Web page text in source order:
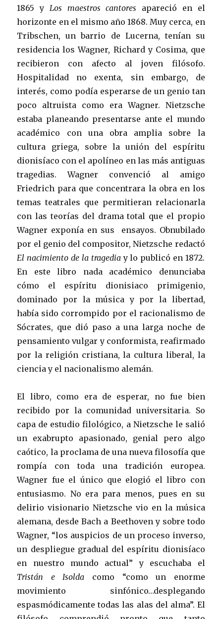
1865 y Los maestros cantores apareció en el
horizonte en el mismo año 1868. Muy cerca, en
Tribschen, un barrio de Lucerna, tenían su
residencia los Wagner, Richard y Cosima, que
recibieron con afecto al joven filósofo.
Hospitalidad no exenta, sin embargo, de
interés, como podía esperarse de un genio tan
poco altruista como era Wagner. Nietzsche
estaba planeando presentarse ante el mundo
académico con una obra amplia sobre la
cultura griega, sobre la unión del espíritu
dionisíaco con el apolíneo en las más antiguas
tragedias. Wagner convenció al amigo
Friedrich para que concentrara la obra en los
temas teatrales que permitieran relacionarla
con las teorías del drama total que el propio
Wagner exponía en sus ensayos. Obnubilado
por el genio del compositor, Nietzsche redactó
El nacimiento de la tragediay lo publicó en 1872.
En este libro nada académico denunciaba
cómo el espíritu dionisiaco primigenio,
dominado por la música y por la libertad,
había sido corrompido por el racionalismo de
Sócrates, que dió paso a una larga noche de
pensamiento vulgar y conformista, reafirmado
por la religión cristiana, la cultura liberal, la
ciencia y el nacionalismo alemán.
El libro, como era de esperar, no fue bien
recibido por la comunidad universitaria. So
capa de estudio filológico, a Nietzsche le salió
un exabrupto apasionado, genial pero algo
caótico, la proclama de una nueva filosofía que
rompía con toda una tradición europea.
Wagner fue el único que elogió el libro con
entusiasmo. No era para menos, pues en su
delirio visionario Nietzsche vio en la música
alemana, desde Bach a Beethoven y sobre todo
Wagner, “los auspicios de un proceso inverso,
un despliegue gradual del espíritu dionisíaco
en nuestro mundo actual” y escuchaba el
Tristán e Isolda como “como un enorme
movimiento sinfónico…desplegando
espasmódicamente todas las alas del alma”. El